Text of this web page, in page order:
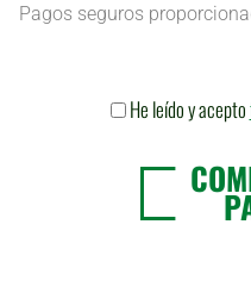
Pagos seguros
He leído y acepto